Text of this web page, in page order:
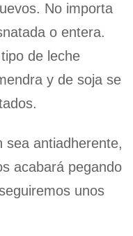
No importa
o entera.
de leche
y de soja se
sea antiadherente,
acabará pegando
unos